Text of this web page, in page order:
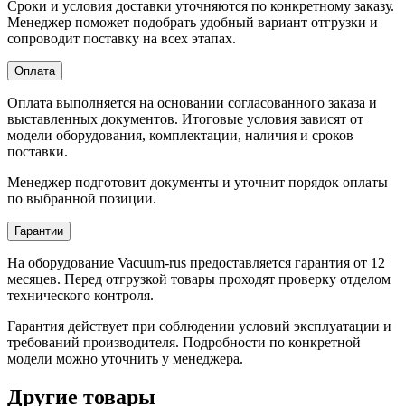
Сроки и условия доставки уточняются по конкретному заказу.
Менеджер поможет подобрать удобный вариант отгрузки и
сопроводит поставку на всех этапах.
Оплата
Оплата выполняется на основании согласованного заказа и
выставленных документов. Итоговые условия зависят от
модели оборудования, комплектации, наличия и сроков
поставки.
Менеджер подготовит документы и уточнит порядок оплаты
по выбранной позиции.
Гарантии
На оборудование Vacuum-rus предоставляется гарантия от 12
месяцев. Перед отгрузкой товары проходят проверку отделом
технического контроля.
Гарантия действует при соблюдении условий эксплуатации и
требований производителя. Подробности по конкретной
модели можно уточнить у менеджера.
Другие товары